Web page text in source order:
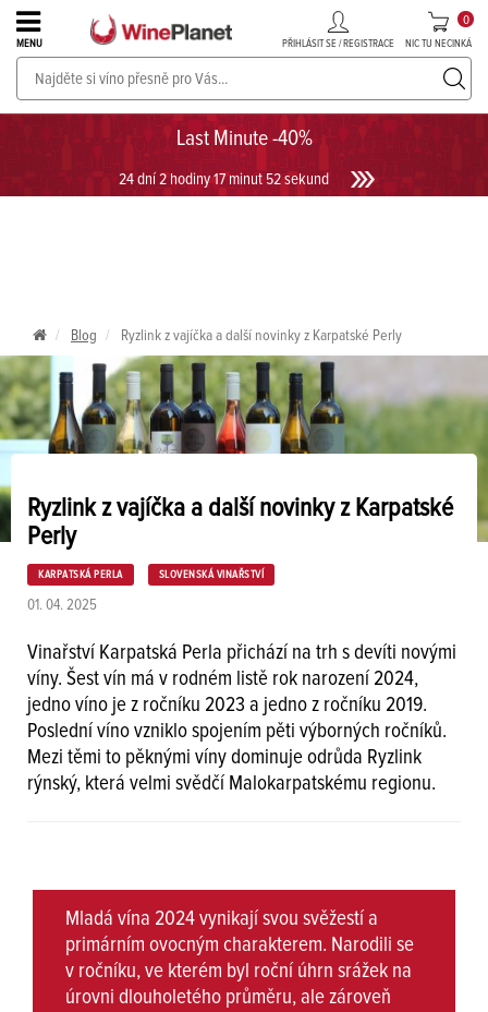
Last Minute -40%
24 dní 2 hodiny 17 minut 51 sekund
MENU PŘIHLÁSIT SE / REGISTRACE NIC TU NECINKÁ
0
PROSECCO v akci až do -30%!UKÁZAT PROSECCO
Blog Ryzlink z vajíčka a další novinky z Karpatské Perly
Ryzlink z vajíčka a další novinky z Karpatské
Perly
KARPATSKÁ PERLA SLOVENSKÁ VINAŘSTVÍ
01. 04. 2025
Vinařství Karpatská Perla přichází na trh s devíti novými
víny. Šest vín má v rodném listě rok narození 2024,
jedno víno je z ročníku 2023 a jedno z ročníku 2019.
Poslední víno vzniklo spojením pěti výborných ročníků.
Mezi těmi to pěknými víny dominuje odrůda Ryzlink
rýnský, která velmi svědčí Malokarpatskému regionu.
Mladá vína 2024 vynikají svou svěžestí a
primárním ovocným charakterem. Narodili se
v ročníku, ve kterém byl roční úhrn srážek na
úrovni dlouholetého průměru, ale zároveň